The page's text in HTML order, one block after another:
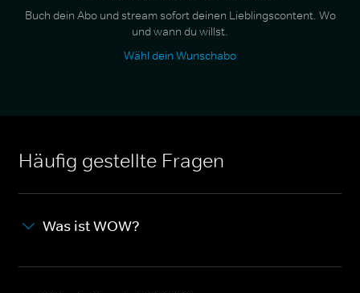
Buch dein Abo und stream sofort deinen Lieblingscontent. Wo
und wann du willst.
Wähl dein Wunschabo
Häufig gestellte Fragen
Was ist WOW?